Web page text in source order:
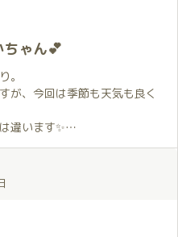
いきました😭。
を楽しみに日々乗り切ってい
たくなる所以なのかもしれま
中でゆったりでき、これから
れる素敵なお店です。
ゃん💕
。
が、今回は季節も天気も良く
違います✨
、そこにいるのはほのかちゃ
ン✨
クシーさで、目のやり場に困